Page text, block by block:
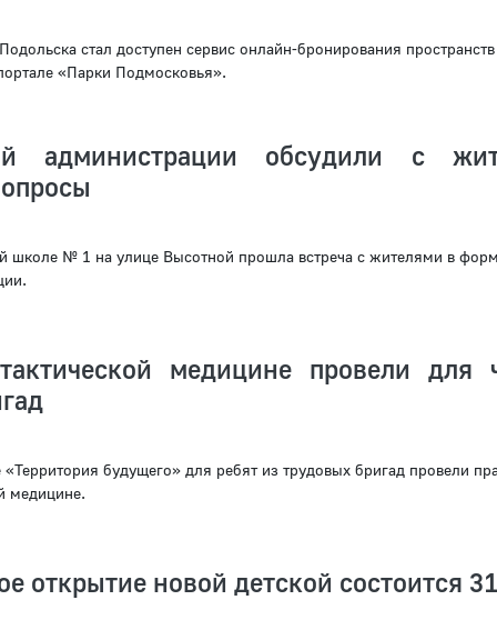
стал доступен сервис онлайн-бронирования пространств
«Парки Подмосковья».
администрации обсудили с
школе № 1 на улице Высотной прошла встреча с жителями в
медицине провели для
будущего» для ребят из трудовых бригад провели
медицине.
открытие новой детской состоится